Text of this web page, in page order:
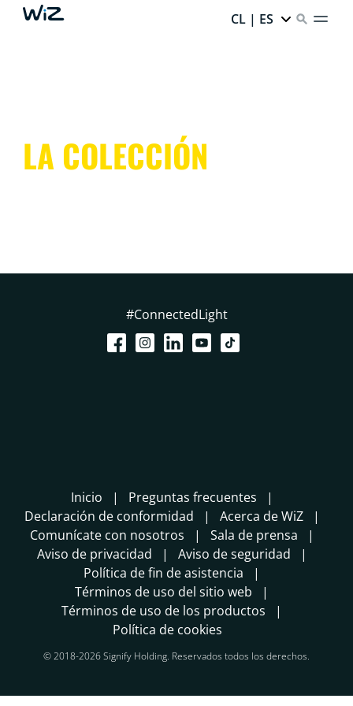
CL | ES
LA COLECCIÓN
#ConnectedLight
Inicio
Preguntas frecuentes
Declaración de conformidad
Acerca de WiZ
Comunícate con nosotros
Sala de prensa
Aviso de privacidad
Aviso de seguridad
Política de fin de asistencia
Términos de uso del sitio web
Términos de uso de los productos
Política de cookies
© 2018-2026 Signify Holding. Reservados todos los derechos.